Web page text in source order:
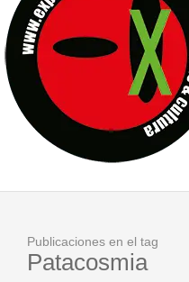
30 AÑOS (NO ES
D’BALDOMEROS
MARSHALL FLASH
JOFRE BARDAGÍ EN
Publicaciones en el tag
Patacosmia